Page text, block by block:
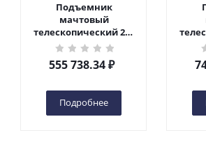
Подъемник
мачтовый
телескопический 200
кг 6 м TOR GTWY6-200S
DC 2-мачтовый
(автономный) (G) в
555 738.34₽
Подробнее
кг